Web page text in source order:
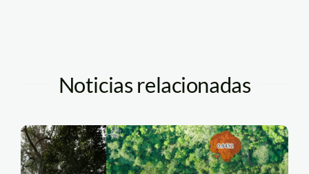
Noticias relacionadas